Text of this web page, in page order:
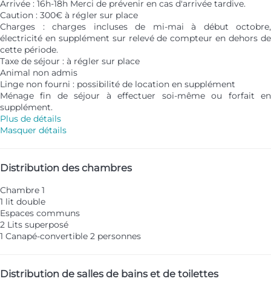
Arrivée : 16h-18h Merci de prévenir en cas d'arrivée tardive.
Caution : 300€ à régler sur place
Charges : charges incluses de mi-mai à début octobre,
électricité en supplément sur relevé de compteur en dehors de
cette période.
Taxe de séjour : à régler sur place
Animal non admis
Linge non fourni : possibilité de location en supplément
Ménage fin de séjour à effectuer soi-même ou forfait en
supplément.
Plus de détails
Masquer détails
Distribution des chambres
Chambre 1
1 lit double
Espaces communs
2 Lits superposé
1 Canapé-convertible 2 personnes
Distribution de salles de bains et de toilettes